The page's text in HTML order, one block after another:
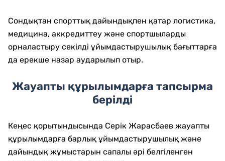
Сондықтан спорттық дайындықпен қатар логистика,
медицина, аккредиттеу және спортшыларды
орналастыру секілді ұйымдастырушылық бағыттарға
да ерекше назар аударылып отыр.
Жауапты құрылымдарға тапсырма
берілді
Кеңес қорытындысында Серік Жарасбаев жауапты
құрылымдарға барлық ұйымдастырушылық және
дайындық жұмыстарын сапалы әрі белгіленген